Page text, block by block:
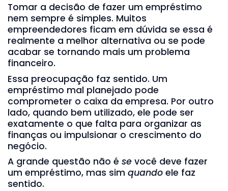
Tomar a decisão de fazer um empréstimo
nem sempre é simples. Muitos
empreendedores ficam em dúvida se essa é
realmente a melhor alternativa ou se pode
acabar se tornando mais um problema
financeiro.
Essa preocupação faz sentido. Um
empréstimo mal planejado pode
comprometer o caixa da empresa. Por outro
lado, quando bem utilizado, ele pode ser
exatamente o que falta para organizar as
finanças ou impulsionar o crescimento do
negócio.
A grande questão não é se você deve fazer
um empréstimo, mas sim quando ele faz
sentido.